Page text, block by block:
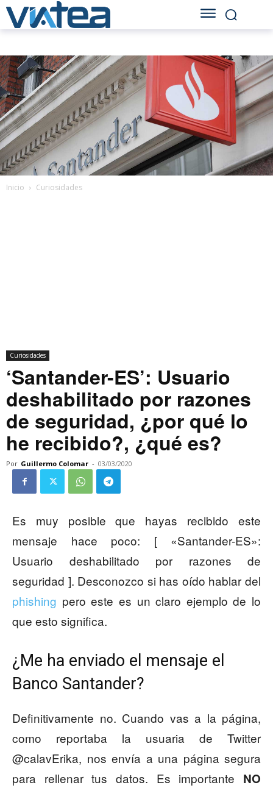
Inicio Curiosidades
Curiosidades
‘Santander-ES’: Usuario
deshabilitado por razones
de seguridad, ¿por qué lo
he recibido?, ¿qué es?
Por Guillermo Colomar - 03/03/2020
Es muy posible que hayas recibido este
mensaje hace poco: [ «Santander-ES»:
Usuario deshabilitado por razones de
seguridad ]. Desconozco si has oído hablar del
phishing pero este es un claro ejemplo de lo
que esto significa.
¿Me ha enviado el mensaje el
Banco Santander?
Definitivamente no. Cuando vas a la página,
como reportaba la usuaria de Twitter
@calavErika, nos envía a una página segura
para rellenar tus datos. Es importante NO